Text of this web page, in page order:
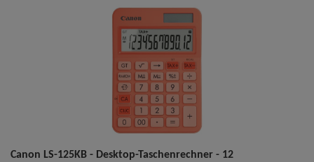
Canon LS-125KB - Desktop-Taschenrechner - 12